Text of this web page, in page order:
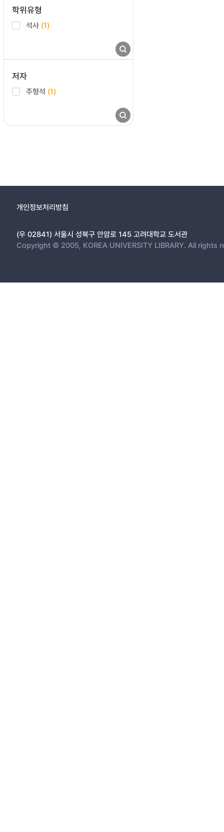
학위유형
석사 (1)
저자
주형석 (1)
개인정보처리방침
(우 02841) 서울시 성북구 안암로 145 고려대학교 도서관
Copyright © 2005, KOREA UNIVERSITY LIBRARY. All rights